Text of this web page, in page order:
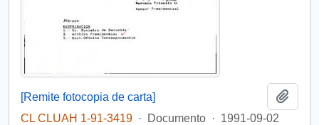
[Remite fotocopia de carta]
CL CLUAH 1-91-3419 · Documento · 1991-09-02